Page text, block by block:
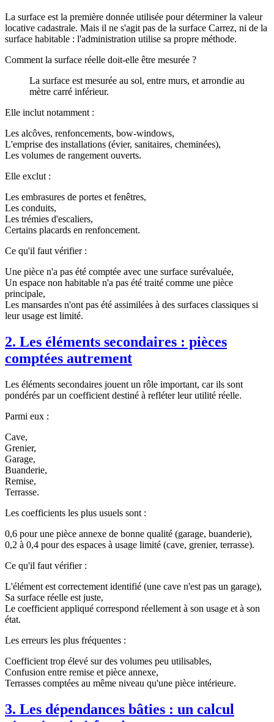
La surface est la première donnée utilisée pour déterminer la valeur
locative cadastrale. Mais il ne s'agit pas de la surface Carrez, ni de la
surface habitable : l'administration utilise sa propre méthode.
Comment la surface réelle doit-elle être mesurée ?
La surface est mesurée au sol, entre murs, et arrondie au
mètre carré inférieur.
Elle inclut notamment :
Les alcôves, renfoncements, bow-windows,
L'emprise des installations (évier, sanitaires, cheminées),
Les volumes de rangement ouverts.
Elle exclut :
Les embrasures de portes et fenêtres,
Les conduits,
Les trémies d'escaliers,
Certains placards en renfoncement.
Ce qu'il faut vérifier :
Une pièce n'a pas été comptée avec une surface surévaluée,
Un espace non habitable n'a pas été traité comme une pièce
principale,
Les mansardes n'ont pas été assimilées à des surfaces classiques si
leur usage est limité.
2. Les éléments secondaires : pièces
comptées autrement
Les éléments secondaires jouent un rôle important, car ils sont
pondérés par un coefficient destiné à refléter leur utilité réelle.
Parmi eux :
Cave,
Grenier,
Garage,
Buanderie,
Remise,
Terrasse.
Les coefficients les plus usuels sont :
0,6 pour une pièce annexe de bonne qualité (garage, buanderie),
0,2 à 0,4 pour des espaces à usage limité (cave, grenier, terrasse).
Ce qu'il faut vérifier :
L'élément est correctement identifié (une cave n'est pas un garage),
Sa surface réelle est juste,
Le coefficient appliqué correspond réellement à son usage et à son
état.
Les erreurs les plus fréquentes :
Coefficient trop élevé sur des volumes peu utilisables,
Confusion entre remise et pièce annexe,
Terrasses comptées au même niveau qu'une pièce intérieure.
3. Les dépendances bâties : un calcul